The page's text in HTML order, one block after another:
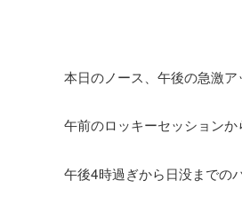
本日のノース、午後の急激ア
午前のロッキーセッションか
午後4時過ぎから日没までの